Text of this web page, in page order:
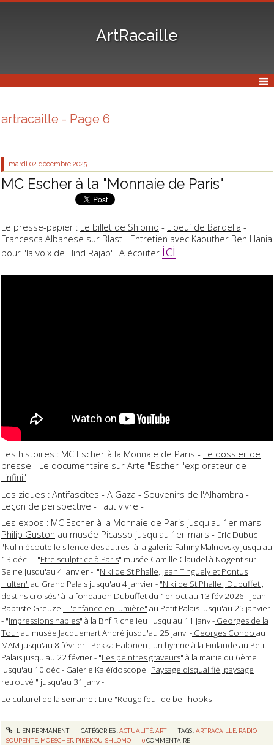
ArtRacaille
artracaille - Page 6
mardi 02 décembre 2025
MC Escher à la "Monnaie de Paris"
Le presse-papier : Le billet de Shlomo - L'oeuf de Bardella -
Francesca Albanese sur Blast - Entretien avec Kaouther Ben Hania
pour "la voix de Hind Rajab"- A écouter ici -
Les histoires : MC Escher à la Monnaie de Paris - Le dossier de
presse - Le documentaire sur Arte "Escher l'explorateur de
l'infini"
Les ziques : Antifascites - A Gaza - Souvenirs de l'Alhambra -
Leçon de perspective - Faut vivre -
Les expos : MC Escher à la Monnaie de Paris jusqu'au 1er mars -
Philip Guston au musée Picasso jusqu'au 1er mars - Eric Dubuc
"Nul n'écoute le silence des autres" à la galerie Fahmy Malnovsky jusqu'au
13 déc - - "Etre sculptrice à Paris" musée Camille Claudel à Nogent sur
Seine jusqu'au 4 janvier - "Niki de St Phalle, Jean Tinguely et Pontus
Hulten" au Grand Palais jusqu'au 4 janvier - "Niki de St Phalle , Dubuffet ,
destins croisés" à la fondation Dubuffet du 1er oct'au 13 fév 2026 - Jean-
Baptiste Greuze "L'enfance en lumière" au Petit Palais jusqu'au 25 janvier
- "Impressions nabies" à la Bnf Richelieu jusqu'au 11 janv - Georges de la
Tourau musée Jacquemart André jusqu'au 25 janv - Georges Condo au
MAM jusqu'au 8 février - Pekka Halonen , un hymne à la Finlande au Petit
Palais jusqu'au 22 février - "Les peintres graveurs" à la mairie du 6ème
jusqu'au 10 déc - Galerie Kaléïdoscope "Paysage disqualifié, paysage
retrouvé " jusqu'au 31 janv -
Le culturel de la semaine : Lire "Rouge feu" de bell hooks -
LIEN PERMANENT CATÉGORIES :ACTUALITÉ, ART TAGS :ARTRACAILLE, RADIO
SOUPENTE, MC ESCHER, PIKEKOU,SHLOMO 0 COMMENTAIRE